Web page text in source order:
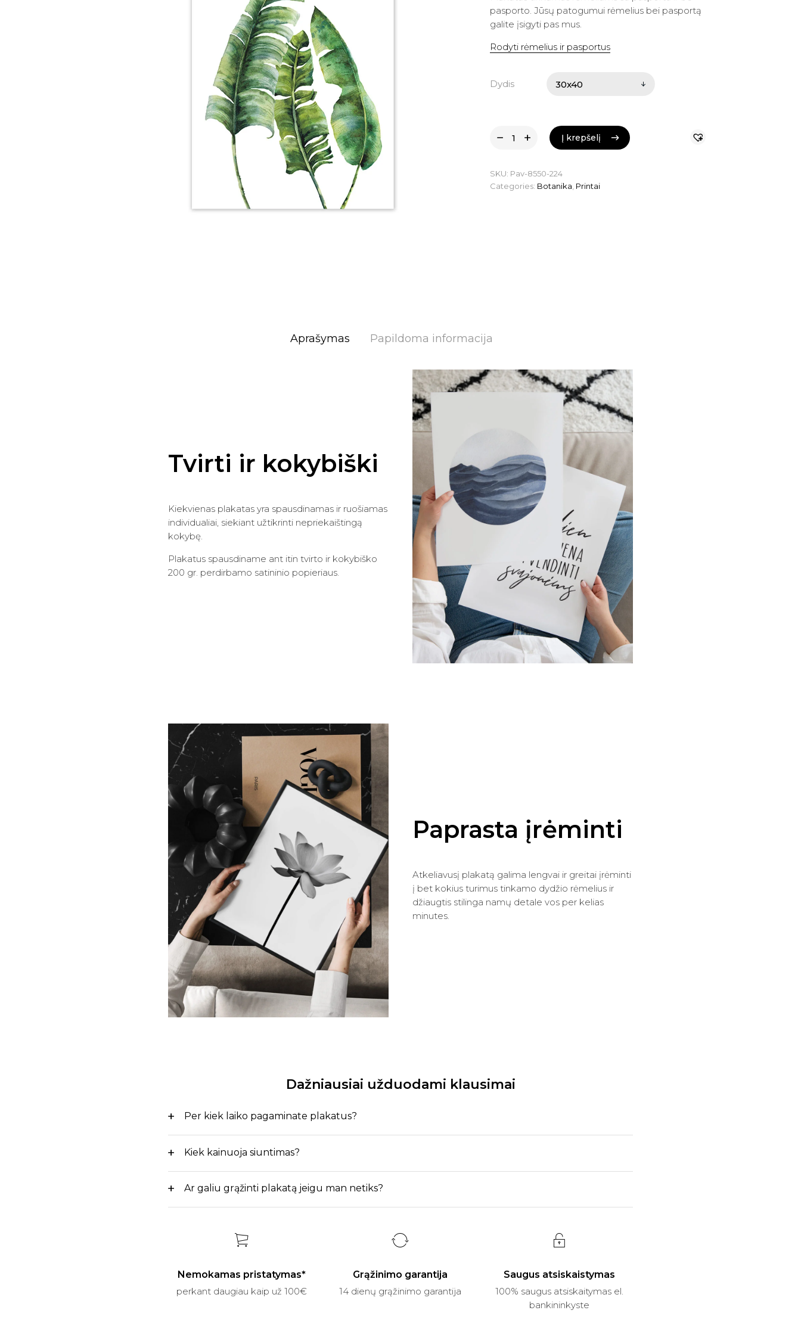
pasporto. Jūsų patogumui rėmelius bei pasportą
galite įsigyti pas mus.
Rodyti rėmelius ir pasportus
Dydis
Į krepšelį
Į krepšelį
SKU: Pav-8550-224
Categories: Botanika Printai
Aprašymas Papildoma informacija
Tvirti ir kokybiški
Kiekvienas plakatas yra spausdinamas ir ruošiamas
individualiai, siekiant užtikrinti nepriekaištingą
kokybę.
Plakatus spausdiname ant itin tvirto ir kokybiško
200 gr. perdirbamo satininio popieriaus.
Paprasta įrėminti
Atkeliavusį plakatą galima lengvai ir greitai įrėminti
į bet kokius turimus tinkamo dydžio rėmelius ir
džiaugtis stilinga namų detale vos per kelias
minutes.
Dažniausiai užduodami klausimai
Per kiek laiko pagaminate plakatus?
Kiek kainuoja siuntimas?
Ar galiu grąžinti plakatą jeigu man netiks?
Nemokamas pristatymas*
perkant daugiau kaip už 100€
Grąžinimo garantija
14 dienų grąžinimo garantija
Saugus atsiskaistymas
100% saugus atsiskaitymas el.
bankininkyste